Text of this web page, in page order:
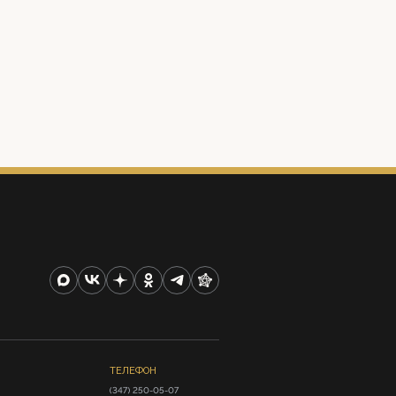
ТЕЛЕФОН
(347) 250-05-07